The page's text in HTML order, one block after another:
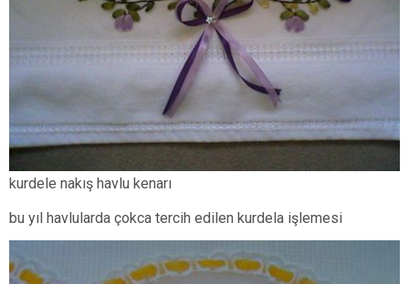
kurdele nakış havlu kenarı
bu yıl havlularda çokca tercih edilen kurdela işlemesi